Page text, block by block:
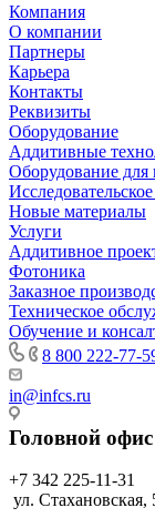
Компания
О компании
Партнеры
Карьера
Контакты
Реквизиты
Оборудование
Аддитивные
Оборудование для
Новые материалы
Услуги
Аддитивное
Фотоника
Заказное
Техническое
Обучение и
8 800 222-77-
in@infcs.ru
Головной
+7 342 225-11-31
ул.